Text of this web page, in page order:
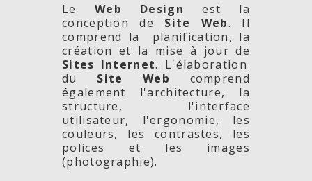
Le Web Design est la
conception de Site Web. Il
comprend la planification, la
création et la mise à jour de
Sites Internet. L'élaboration
du Site Web comprend
également l'architecture, la
structure, l'interface
utilisateur, l'ergonomie, les
couleurs, les contrastes, les
polices et les images
(photographie).